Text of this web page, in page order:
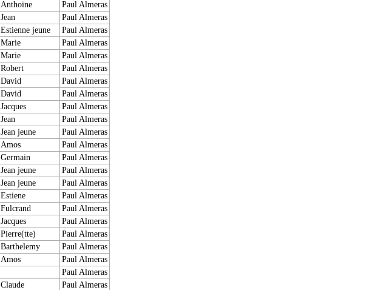
Anthoine
Paul Almeras
Jean
Paul Almeras
Estienne jeune
Paul Almeras
Marie
Paul Almeras
Marie
Paul Almeras
Robert
Paul Almeras
David
Paul Almeras
David
Paul Almeras
Jacques
Paul Almeras
Jean
Paul Almeras
Jean jeune
Paul Almeras
Amos
Paul Almeras
Germain
Paul Almeras
Jean jeune
Paul Almeras
Jean jeune
Paul Almeras
Estiene
Paul Almeras
Fulcrand
Paul Almeras
Jacques
Paul Almeras
Pierre(tte)
Paul Almeras
Barthelemy
Paul Almeras
Amos
Paul Almeras
Paul Almeras
Claude
Paul Almeras